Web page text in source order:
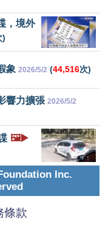
，境外
)
象 2026/5/2 (44,516次)
響力擴張 2026/5/2
🖼️▶️
Inc.
條款